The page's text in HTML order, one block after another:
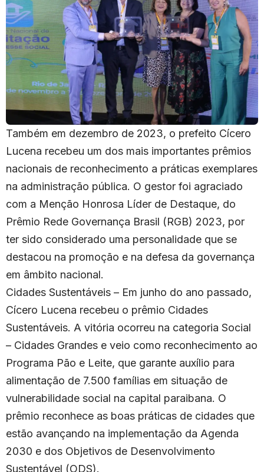
Também em dezembro de 2023, o prefeito Cícero
Lucena recebeu um dos mais importantes prêmios
nacionais de reconhecimento a práticas exemplares
na administração pública. O gestor foi agraciado
com a Menção Honrosa Líder de Destaque, do
Prêmio Rede Governança Brasil (RGB) 2023, por
ter sido considerado uma personalidade que se
destacou na promoção e na defesa da governança
em âmbito nacional.
Cidades Sustentáveis – Em junho do ano passado,
Cícero Lucena recebeu o prêmio Cidades
Sustentáveis. A vitória ocorreu na categoria Social
– Cidades Grandes e veio como reconhecimento ao
Programa Pão e Leite, que garante auxílio para
alimentação de 7.500 famílias em situação de
vulnerabilidade social na capital paraibana. O
prêmio reconhece as boas práticas de cidades que
estão avançando na implementação da Agenda
2030 e dos Objetivos de Desenvolvimento
Sustentável (ODS).